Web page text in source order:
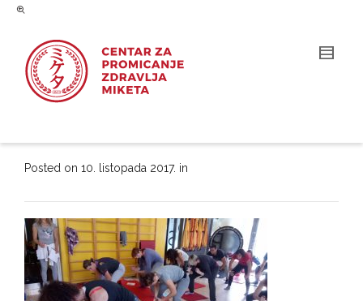
Posted on 10. listopada 2017. in